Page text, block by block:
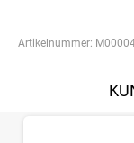
Artikelnummer: